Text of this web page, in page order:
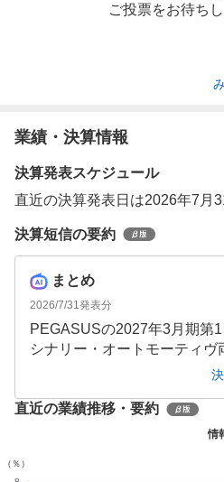
ご投票をお待ち
業績・決算情報
決算発表スケジュール
直近の決算発表日は2026年7月
決算短信の要約
まとめ
2026/7/31発表分
PEGASUSの2027年3月期第
シナリー・オートモーティヴ
売上高が前年同期比21.3%減
円、最終損益は税金費用増加
直近の業績推移・要約
情